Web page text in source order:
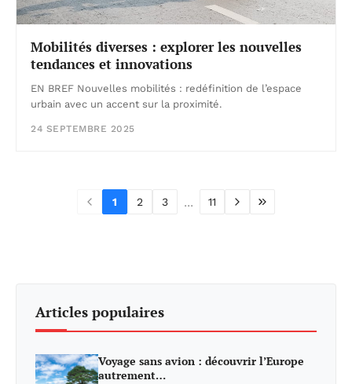
Mobilités diverses : explorer les nouvelles
tendances et innovations
EN BREF Nouvelles mobilités : redéfinition de l’espace
urbain avec un accent sur la proximité.
24 SEPTEMBRE 2025
1 2 3 ... 11
Articles populaires
Voyage sans avion : découvrir l’Europe
autrement…